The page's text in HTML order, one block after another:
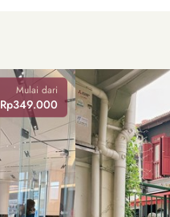
Mulai dari
Rp349.000